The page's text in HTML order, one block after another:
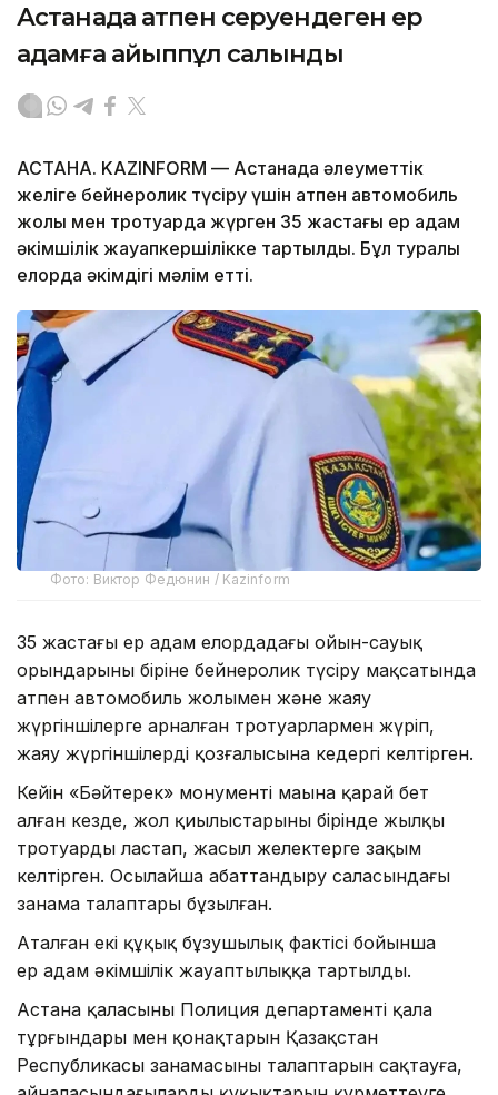
Астанада атпен серуендеген ер
адамға айыппұл салынды
АСТАНА. KAZINFORM — Астанада әлеуметтік
желіге бейнеролик түсіру үшін атпен автомобиль
жолы мен тротуарда жүрген 35 жастағы ер адам
әкімшілік жауапкершілікке тартылды. Бұл туралы
елорда әкімдігі мәлім етті.
Фото: Виктор Федюнин / Kazinform
35 жастағы ер адам елордадағы ойын-сауық
орындарының біріне бейнеролик түсіру мақсатында
атпен автомобиль жолымен және жаяу
жүргіншілерге арналған тротуарлармен жүріп,
жаяу жүргіншілердің қозғалысына кедергі келтірген.
Кейін «Бәйтерек» монументі маңына қарай бет
алған кезде, жол қиылыстарының бірінде жылқы
тротуарды ластап, жасыл желектерге зақым
келтірген. Осылайша абаттандыру саласындағы
заңнама талаптары бұзылған.
Аталған екі құқық бұзушылық фактісі бойынша
ер адам әкімшілік жауаптылыққа тартылды.
Астана қаласының Полиция департаменті қала
тұрғындары мен қонақтарын Қазақстан
Республикасы заңнамасының талаптарын сақтауға,